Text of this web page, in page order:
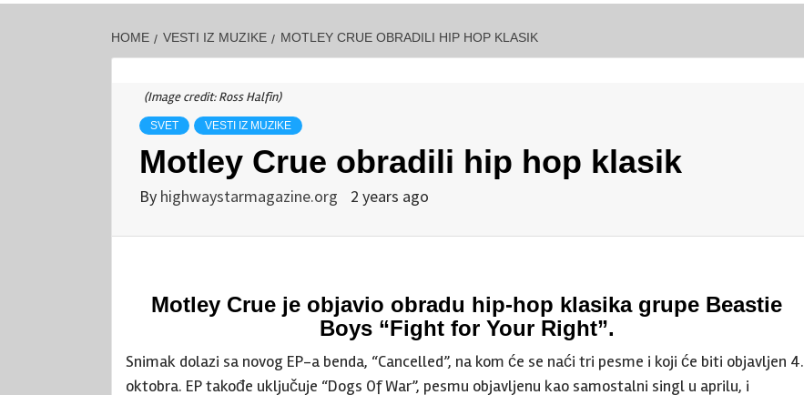
HOME VESTI IZ MUZIKE MOTLEY CRUE OBRADILI HIP HOP KLASIK
(Image credit: Ross Halfin)
SVET VESTI IZ MUZIKE
Motley Crue obradili hip hop klasik
By highwaystarmagazine.org 2 years ago
Motley Crue je objavio obradu hip-hop klasika grupe Beastie
Boys “Fight for Your Right”.
Snimak dolazi sa novog EP-a benda, “Cancelled”, na kom će se naći tri pesme i koji će biti objavljen 4.
oktobra. EP takođe uključuje “Dogs Of War”, pesmu objavljenu kao samostalni singl u aprilu, i